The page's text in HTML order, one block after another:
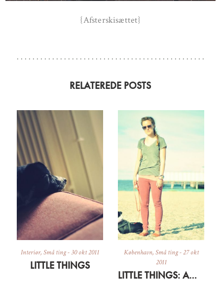
{Afsterskisættet}
RELATEREDE POSTS
Interiør, Små ting-30 okt 2011
LITTLE THINGS
København, Små ting-27 okt
2011
LITTLE THINGS: AMAGER CON AMORE 3